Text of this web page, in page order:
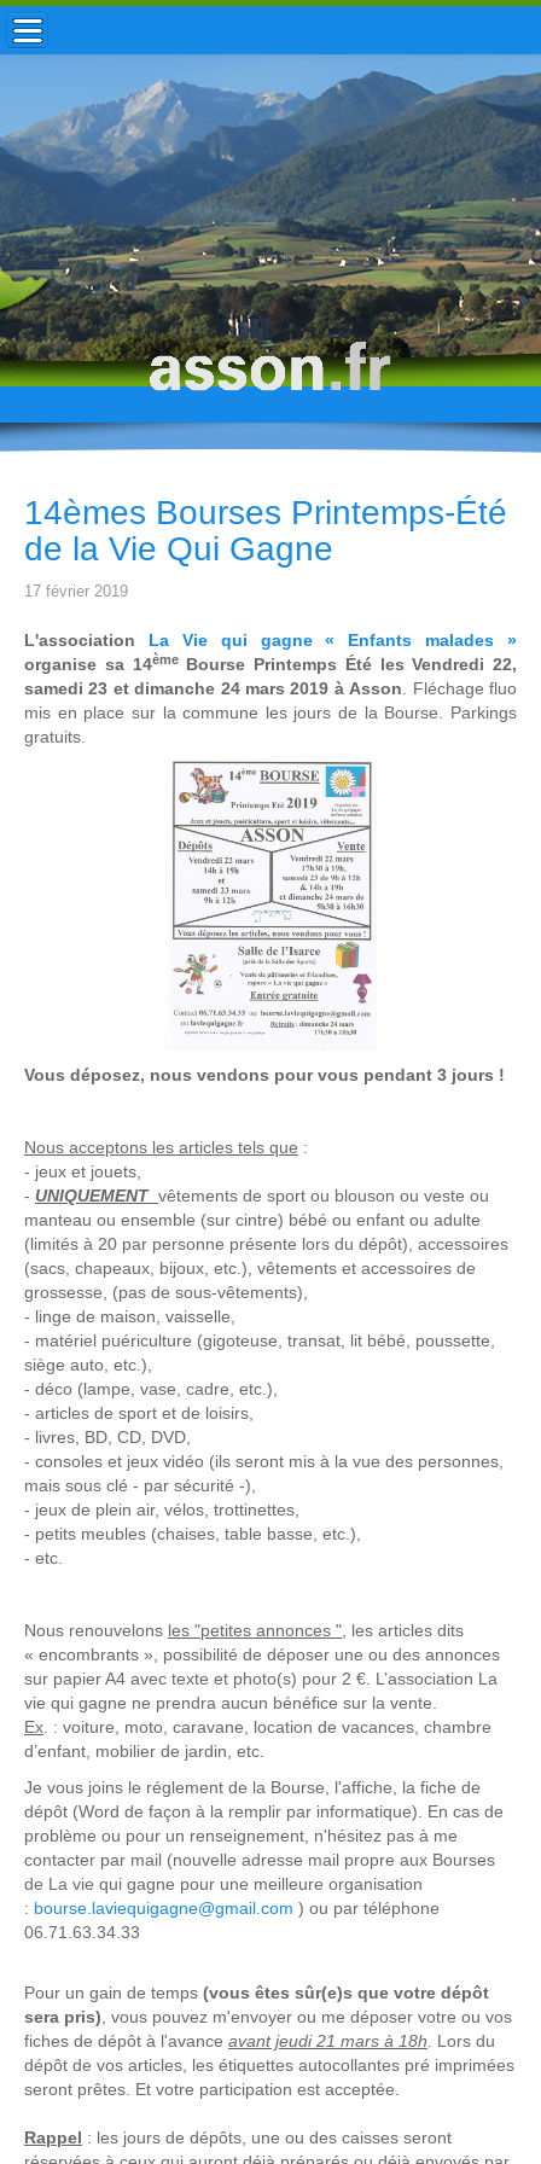
ACCUEIL / INFOS
MUNICIPALITÉ
VIE LOCALE
ENFANCE
TOURISME
HISTOIRE
14èmes Bourses Printemps-Été
de la Vie Qui Gagne
17 février 2019
L'association La Vie qui gagne « Enfants malades »
organise sa 14ème
Bourse Printemps Été les Vendredi 22,
samedi 23 et dimanche 24 mars 2019 à Asson . Fléchage fluo
mis en place sur la commune les jours de la Bourse. Parkings
gratuits.
Vous déposez, nous vendons pour vous pendant 3 jours !
Nous acceptons les articles tels que :
- jeux et jouets,
- UNIQUEMENT vêtements de sport ou blouson ou veste ou
manteau ou ensemble (sur cintre) bébé ou enfant ou adulte
(limités à 20 par personne présente lors du dépôt), accessoires
(sacs, chapeaux, bijoux, etc.), vêtements et accessoires de
grossesse, (pas de sous-vêtements),
- linge de maison, vaisselle,
- matériel puériculture (gigoteuse, transat, lit bébé, poussette,
siège auto, etc.),
- déco (lampe, vase, cadre, etc.),
- articles de sport et de loisirs,
- livres, BD, CD, DVD,
- consoles et jeux vidéo (ils seront mis à la vue des personnes,
mais sous clé - par sécurité -),
- jeux de plein air, vélos, trottinettes,
- petits meubles (chaises, table basse, etc.),
- etc.
Nous renouvelons les "petites annonces " , les articles dits
« encombrants », possibilité de déposer une ou des annonces
sur papier A4 avec texte et photo(s) pour 2 €. L’association La
vie qui gagne ne prendra aucun bénéfice sur la vente.
Ex . : voiture, moto, caravane, location de vacances, chambre
d’enfant, mobilier de jardin, etc.
Je vous joins le réglement de la Bourse, l'affiche, la fiche de
dépôt (Word de façon à la remplir par informatique). En cas de
problème ou pour un renseignement, n'hésitez pas à me
contacter par mail (nouvelle adresse mail propre aux Bourses
de La vie qui gagne pour une meilleure organisation
: bourse.laviequigagne@gmail.com ) ou par téléphone
06.71.63.34.33
Pour un gain de temps (vous êtes sûr(e)s que votre dépôt
sera pris) , vous pouvez m'envoyer ou me déposer votre ou vos
fiches de dépôt à l'avance avant jeudi 21 mars à 18h . Lors du
dépôt de vos articles, les étiquettes autocollantes pré imprimées
seront prêtes. Et votre participation est acceptée.
Rappel : les jours de dépôts, une ou des caisses seront